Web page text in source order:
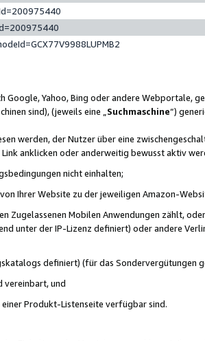
Google, Yahoo, Bing oder andere Webportale,
sind), (jeweils eine „ Suchmaschine“)
werden, der Nutzer über eine
anklicken oder anderweitig bewusst aktiv
nicht einhalten;
Ihrer Website zu der jeweiligen Amazon-
Zugelassenen Mobilen Anwendungen zählt,
unter der IP-Lizenz definiert) oder andere
definiert) (für das Sondervergütungen
vereinbart, und
Produkt-Listenseite verfügbar sind.